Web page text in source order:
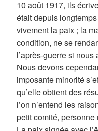
10 août 1917, ils
était depuis
vivement la paix ; la
condition, ne se
l’après-guerre si
Nous devons
imposante minorité
qu’elle obtient des
l’on n’entend les
petit comité, personne